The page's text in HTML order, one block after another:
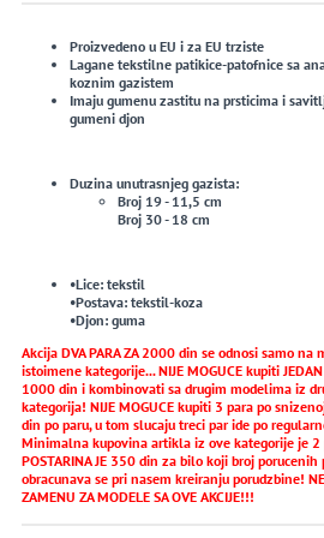
Proizvedeno u EU i za EU trziste
Lagane tekstilne patikice-patofnice sa
koznim gazistem
Imaju gumenu zastitu na prsticima i
gumeni djon
Duzina unutrasnjeg gazista:
Broj 19 - 11,5 cm
Broj 30 - 18 cm
•Lice: tekstil
•Postava: tekstil-koza
•Djon: guma
Akcija DVA PARA ZA 2000 din se odnosi samo na
istoimene kategorije... NIJE MOGUCE kupiti
1000 din i kombinovati sa drugim modelima iz
kategorija! NIJE MOGUCE kupiti 3 para po
din po paru, u tom slucaju treci par ide po
Minimalna kupovina artikla iz ove kategorije je 2
POSTARINA JE 350 din za bilo koji broj porucenih
obracunava se pri nasem kreiranju porudzbine!
ZAMENU ZA MODELE SA OVE AKCIJE!!!